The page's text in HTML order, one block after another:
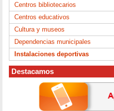
Centros bibliotecarios
Centros educativos
Cultura y museos
Dependencias municipales
Instalaciones deportivas
Destacamos